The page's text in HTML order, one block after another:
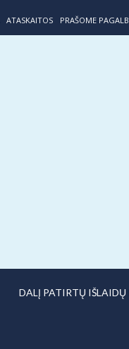
ATASKAITOS PRAŠOME
DALĮ PATIRTŲ